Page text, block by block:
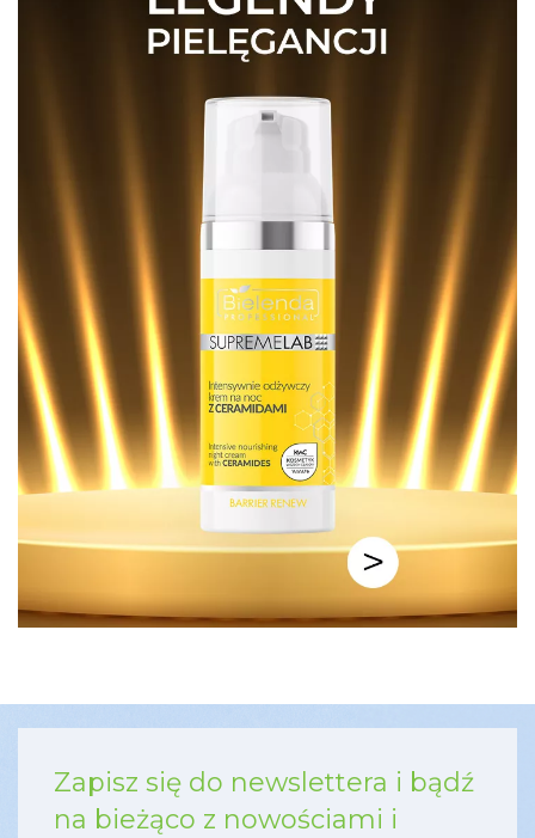
Zapisz się do newslettera i bądź
na bieżąco z nowościami i